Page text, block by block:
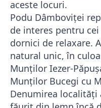
aceste locuri.
Podu Dâmboviței
de interes pentru
dornici de relaxare.
natural unic, în
Munților Iezer-
Munților Bucegi cu
Denumirea localități